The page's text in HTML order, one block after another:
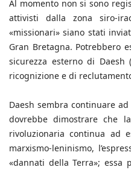
Al momento non si sono
attivisti dalla zona siro-
«missionari» siano stati
Gran Bretagna. Potrebbero
sicurezza esterno di
ricognizione e di
Daesh sembra continuare
dovrebbe dimostrare che
rivoluzionaria continua ad
marxismo-leninismo,
«dannati della Terra»; essa